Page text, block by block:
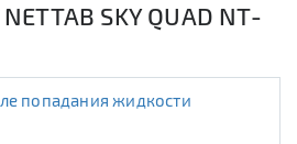
SKY QUAD NT-
попадания жидкости